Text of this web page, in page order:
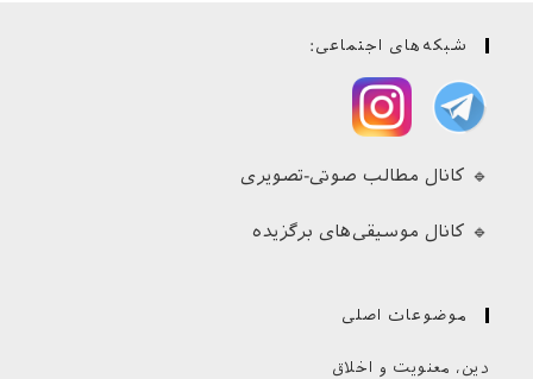
شبکه‌های اجتماعی:
🔹 کانال مطالب صوتی-تصویری
🔹 کانال موسیقی‌های برگزیده
موضوعات اصلی
دین، معنویت و اخلاق